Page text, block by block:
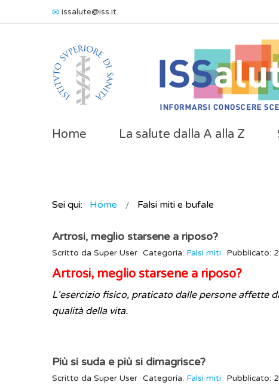
issalute@iss.it
Home La salute dalla A alla Z
Sei qui: Home Falsi miti e bufale
Artrosi, meglio starsene a riposo?
Scritto da Super User Categoria: Falsi miti Pubblicato:
Artrosi, meglio starsene a riposo?
L'esercizio fisico, praticato dalle persone affette
qualità della vita.
Più si suda e più si dimagrisce?
Scritto da Super User Categoria: Falsi miti Pubblicato: